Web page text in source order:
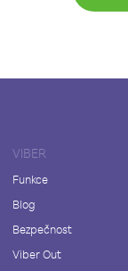
VIBER
Funkce
Blog
Bezpečnost
Viber Out